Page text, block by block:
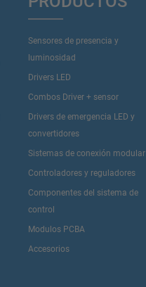
Sensores de presencia y
luminosidad
Drivers LED
Combos Driver + sensor
Drivers de emergencia LED y
convertidores
Sistemas de conexión modular
Controladores y reguladores
Componentes del sistema de
control
Modulos PCBA
Accesorios